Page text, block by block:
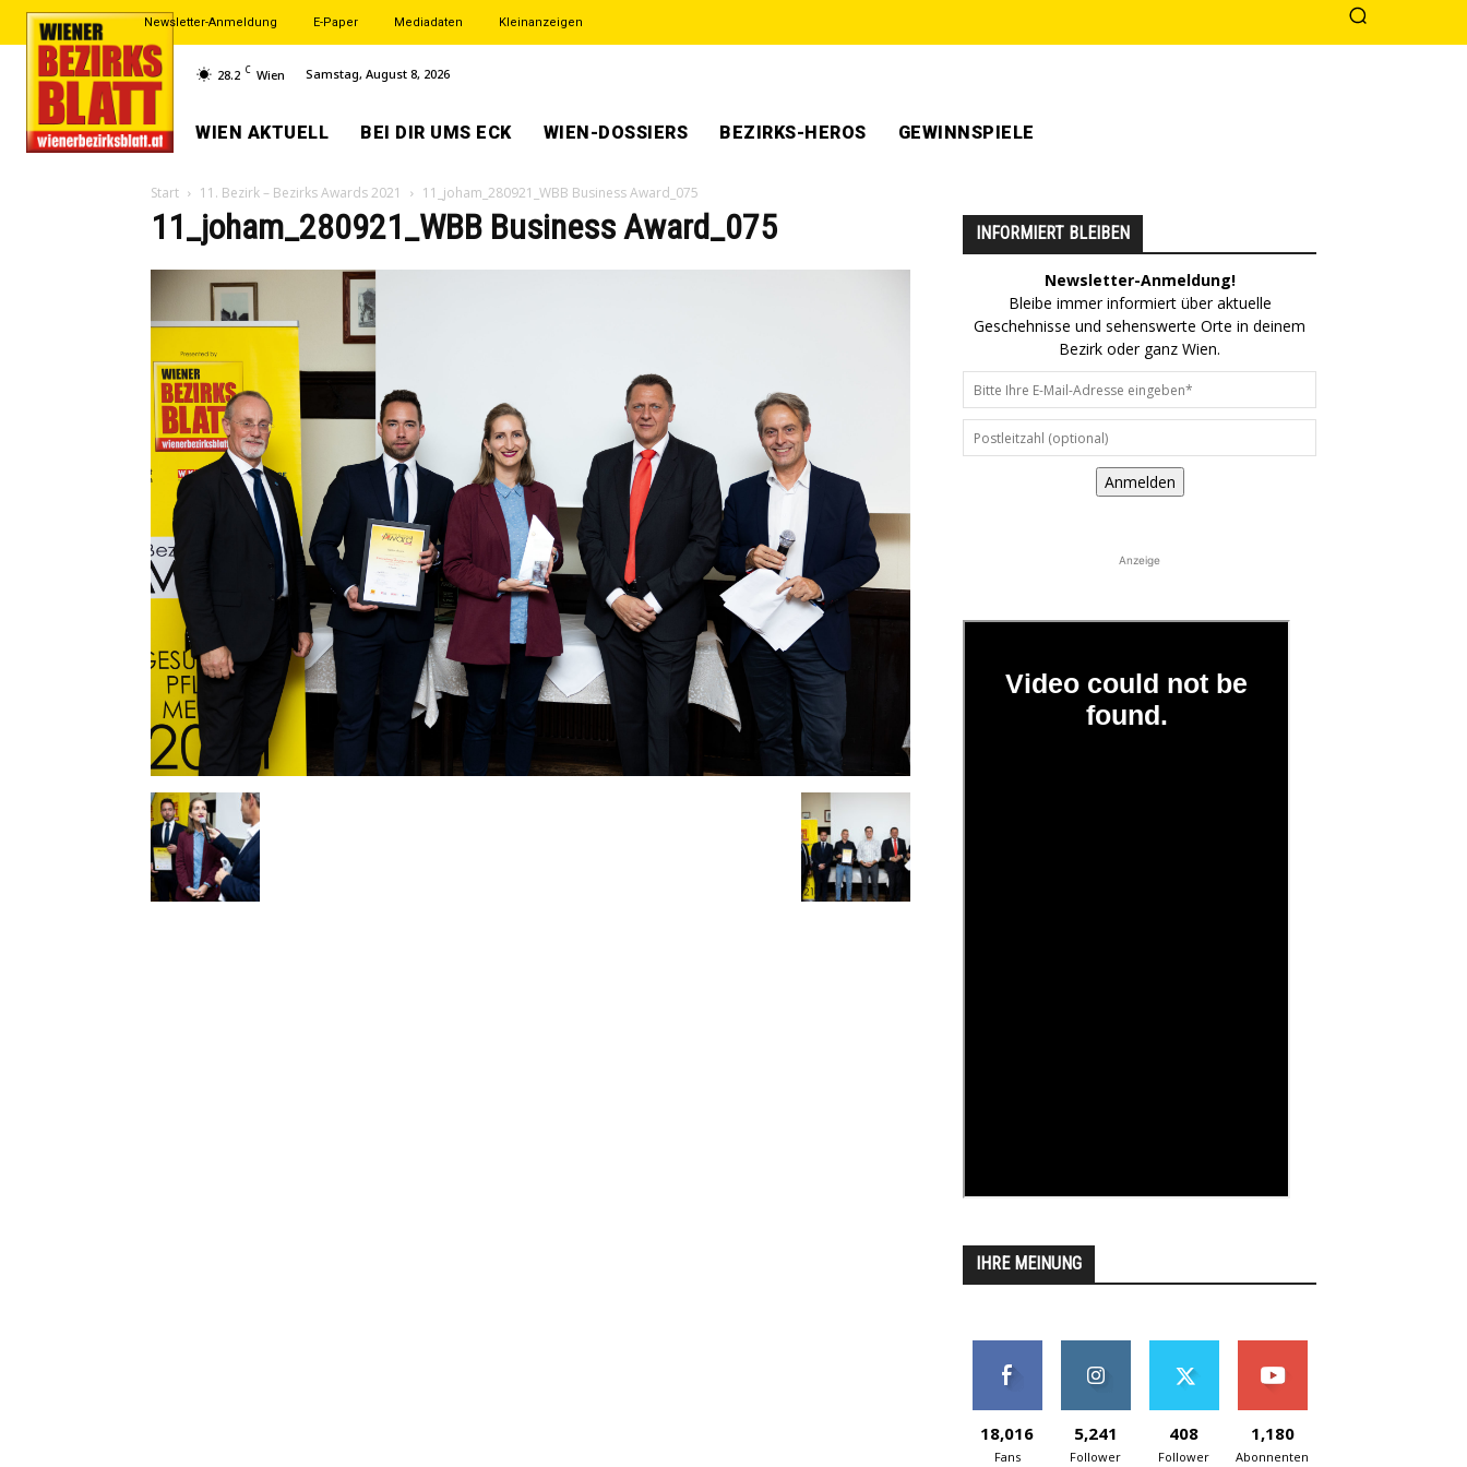
Newsletter-Anmeldung E-Paper Mediadaten Kleinanzeigen
28.2 C Wien Samstag, August 8, 2026
WIEN AKTUELL BEI DIR UMS ECK WIEN-DOSSIERS BEZIRKS-HEROS GEWINNSPIELE
Start 11. Bezirk – Bezirks Awards 2021 11_joham_280921_WBB Business Award_075
11_joham_280921_WBB Business Award_075 INFORMIERT BLEIBEN
Newsletter-Anmeldung!
Bleibe immer informiert über aktuelle
Geschehnisse und sehenswerte Orte in deinem
Bezirk oder ganz Wien.
Anmelden
Anzeige
IHRE MEINUNG
18,016
Fans
5,241
Follower
408
Follower
1,180
Abonnenten